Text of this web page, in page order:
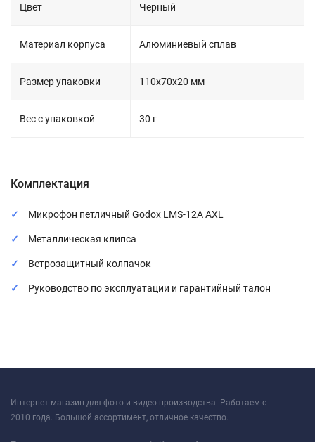
Цвет Черный
Материал корпуса Алюминиевый сплав
Размер упаковки 110х70х20 мм
Вес с упаковкой 30 г
Комплектация
Микрофон петличный Godox LMS-12A AXL
Металлическая клипса
Ветрозащитный колпачок
Руководство по эксплуатации и гарантийный талон
Интернет магазин для фото и видео производства. Работаем с
2010 года. Большой ассортимент, отличное качество.